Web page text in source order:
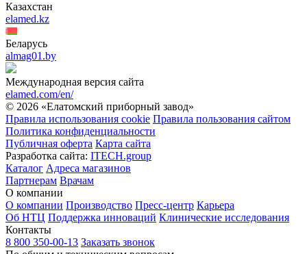
Казахстан
elamed.kz
Беларусь
almag01.by
Международная версия сайта
elamed.com/en/
© 2026 «Елатомский приборный завод»
Правила использования cookie Правила пользования сайтом
Политика конфиденциальности
Публичная оферта Карта сайта
Разработка сайта: ITECH.group
Каталог Адреса магазинов
Партнерам Врачам
О компании
О компании Производство Пресс-центр Карьера
Об НТЦ Поддержка инноваций Клинические исследования
Контакты
8 800 350-00-13 Заказать звонок